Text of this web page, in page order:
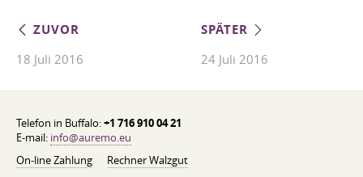
ZUVOR
18 Juli 2016
SPÄTER
24 Juli 2016
Telefon in Buffalo:+1 716 910 04 21
E-mail: info@auremo.eu
On-line Zahlung
Rechner Walzgut